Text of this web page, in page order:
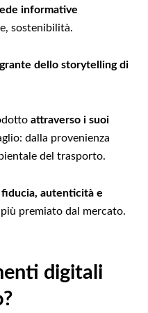
informative
sostenibilità.
dello storytelling di
attraverso i suoi
dalla provenienza
del trasporto.
fiducia, autenticità e
premiato dal mercato.
digitali